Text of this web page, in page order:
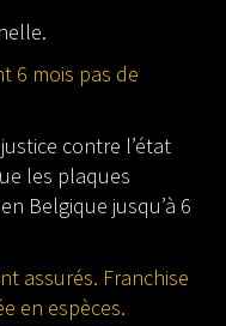
6 mois pas de
contre l’état
les plaques
Belgique jusqu’à 6
assurés. Franchise
en espèces.